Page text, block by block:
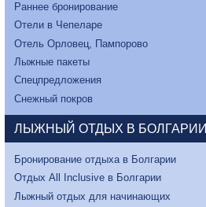
Раннее бронирование
Отели в Чепеларе
Отель Орловец, Пампорово
Лыжные пакеты
Спецпредложения
Снежный покров
ЛЫЖНЫЙ ОТДЫХ В БОЛГАРИИ
Бронирование отдыха в Болгарии
Отдых All Inclusive в Болгарии
Лыжный отдых для начинающих